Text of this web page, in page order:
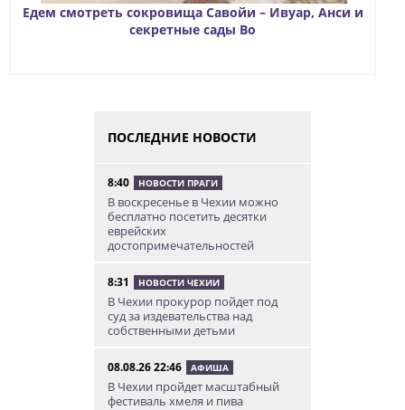
Едем смотреть сокровища Савойи – Ивуар, Анси и
секретные сады Во
ПОСЛЕДНИЕ НОВОСТИ
8:40 НОВОСТИ ПРАГИ
В воскресенье в Чехии можно
бесплатно посетить десятки
еврейских
достопримечательностей
8:31 НОВОСТИ ЧЕХИИ
В Чехии прокурор пойдет под
суд за издевательства над
собственными детьми
08.08.26 22:46 АФИША
В Чехии пройдет масштабный
фестиваль хмеля и пива